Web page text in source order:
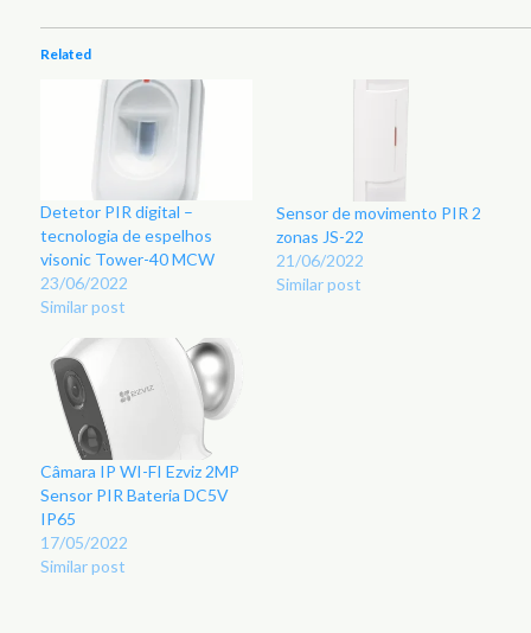
Related
Detetor PIR digital –
tecnologia de espelhos
visonic Tower-40 MCW
23/06/2022
Similar post
Sensor de movimento PIR 2
zonas JS-22
21/06/2022
Similar post
Câmara IP WI-FI Ezviz 2MP
Sensor PIR Bateria DC5V
IP65
17/05/2022
Similar post